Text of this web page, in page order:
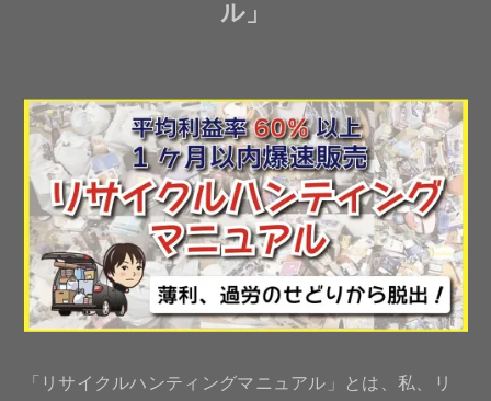
ル」
「リサイクルハンティングマニュアル」とは、私、リ